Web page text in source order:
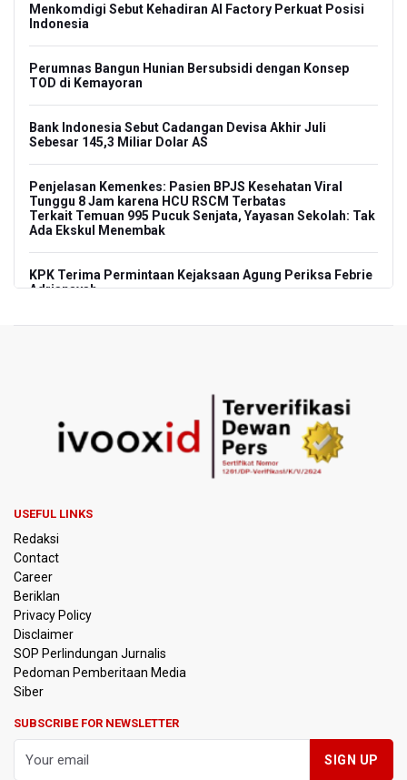
Menkomdigi Sebut Kehadiran AI Factory Perkuat Posisi
Indonesia
Perumnas Bangun Hunian Bersubsidi dengan Konsep
TOD di Kemayoran
Bank Indonesia Sebut Cadangan Devisa Akhir Juli
Sebesar 145,3 Miliar Dolar AS
Penjelasan Kemenkes: Pasien BPJS Kesehatan Viral
Tunggu 8 Jam karena HCU RSCM Terbatas
Terkait Temuan 995 Pucuk Senjata, Yayasan Sekolah: Tak
Ada Ekskul Menembak
KPK Terima Permintaan Kejaksaan Agung Periksa Febrie
Adriansyah
BRIN Kembangkan Teknologi Modifikasi Cuaca hingga
Desalinasi Air Laut Menghadapi Ancaman El Nino
KPK Minta Bambang Rudijanto Tanoesoedibjo Kooperatif,
Sudah Tiga Kali Absen Pemeriksaan
BRIN Pastikan Keamanan Data Proyek Satelit Lampung-1
BRIN Sebut Teknologi ANG Berpotensi Hemat Subsidi LPG
hingga Rp26 triliun
Kuasa Hukum Klaim 995 Airsoft Gun di Sekolah Swasta
Jaksel Berizin, Bantah Kepemilikan Senjata Api dan
Narkoba
Menperin Sebut Insentif Kendaraan Listrik untuk Produk
Persebaya Juara Piala Presiden 2026, Menang Adu Pinalti
USEFUL LINKS
Redaksi
Contact
Career
Beriklan
Privacy Policy
Disclaimer
SOP Perlindungan Jurnalis
Pedoman Pemberitaan Media
Siber
SUBSCRIBE FOR NEWSLETTER